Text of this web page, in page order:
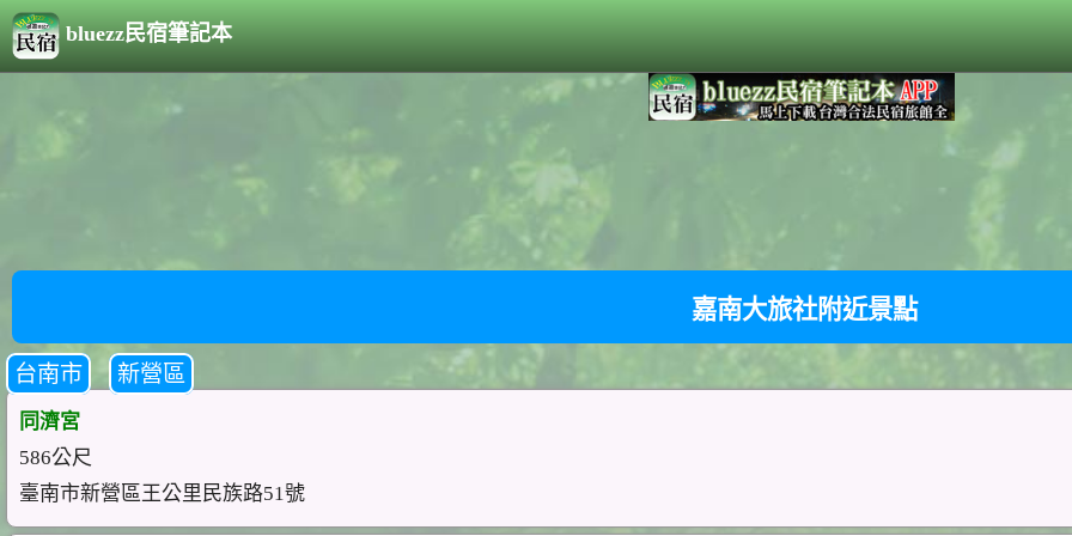
bluezz民宿筆記本
嘉南大旅社附近景點
台南市 新營區
同濟宮
586公尺
臺南市新營區王公里民族路51號